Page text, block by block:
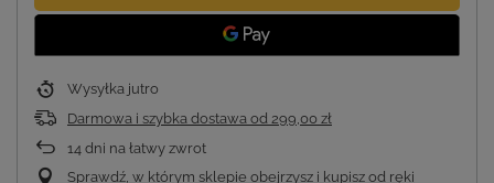
Wysyłka jutro
Darmowa i szybka dostawa od 299,00 zł
14 dni na łatwy zwrot
Sprawdź, w którym sklepie obejrzysz i kupisz od ręki